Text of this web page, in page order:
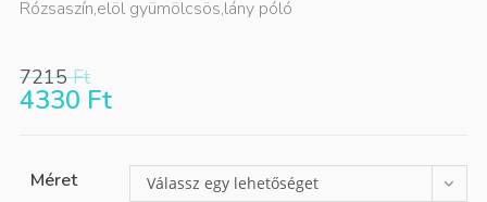
Rózsaszín,elöl gyümölcsös,lány póló
7215Ft
4330 Ft
Méret Válassz egy lehetőséget